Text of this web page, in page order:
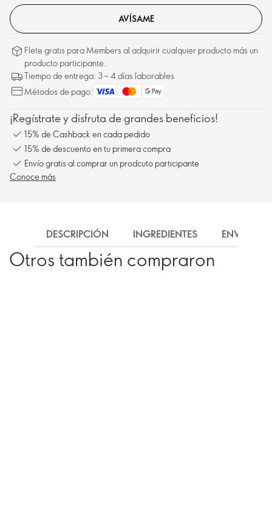
AVÍSAME
Flete gratis para Members al adquirir cualquier producto más un
producto participante.
Tiempo de entrega: 3 – 4 días laborables
Métodos de pago:
¡Regístrate y disfruta de grandes beneficios!
15% de Cashback en cada pedido
15% de descuento en tu primera compra
Envío gratis al comprar un prodcuto participante
Conoce más
DESCRIPCIÓN INGREDIENTES ENVÍO
Otros también compraron